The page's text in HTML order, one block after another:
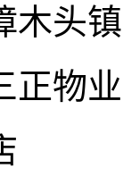
木头
正物